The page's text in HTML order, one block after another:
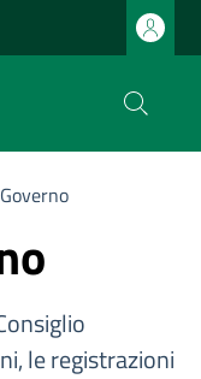
le registrazioni